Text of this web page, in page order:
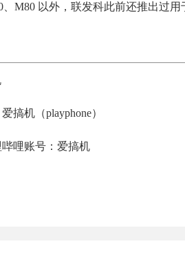
M80 以外，联发科此前还推出过
搞机（playphone）
哩账号：爱搞机